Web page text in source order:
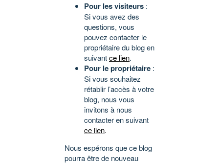
Pour les visiteurs :
Si vous avez des
questions, vous
pouvez contacter le
propriétaire du blog en
suivantce lien.
Pour le propriétaire :
Si vous souhaitez
rétablir l’accès à votre
blog, nous vous
invitons à nous
contacter en suivant
ce lien.
Nous espérons que ce blog
pourra être de nouveau